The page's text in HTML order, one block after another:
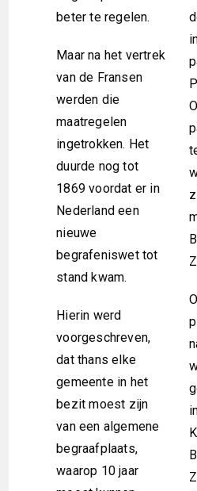
beter te regelen.
Maar na het vertrek
van de Fransen
werden die
maatregelen
ingetrokken. Het
duurde nog tot
1869 voordat er in
Nederland een
nieuwe
begrafeniswet tot
stand kwam.
Hierin werd
voorgeschreven,
dat thans elke
gemeente in het
bezit moest zijn
van een algemene
begraafplaats,
waarop 10 jaar